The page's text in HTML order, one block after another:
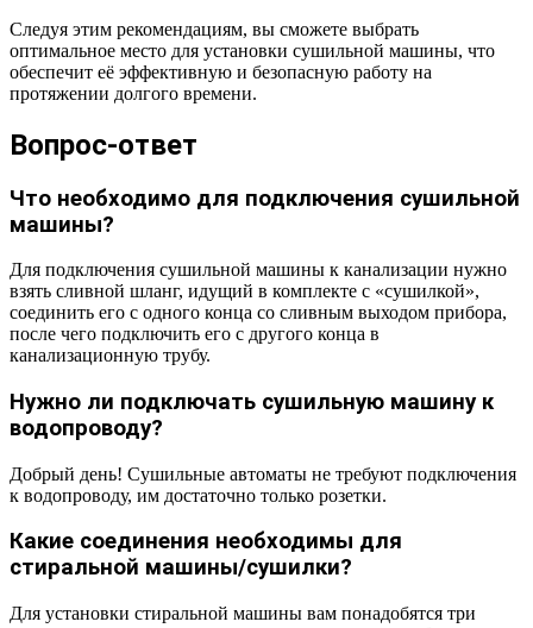
Следуя этим рекомендациям, вы сможете выбрать
оптимальное место для установки сушильной машины, что
обеспечит её эффективную и безопасную работу на
протяжении долгого времени.
Вопрос-ответ
Что необходимо для подключения сушильной
машины?
Для подключения сушильной машины к канализации нужно
взять сливной шланг, идущий в комплекте с «сушилкой»,
соединить его с одного конца со сливным выходом прибора,
после чего подключить его с другого конца в
канализационную трубу.
Нужно ли подключать сушильную машину к
водопроводу?
Добрый день! Сушильные автоматы не требуют подключения
к водопроводу, им достаточно только розетки.
Какие соединения необходимы для
стиральной машины/сушилки?
Для установки стиральной машины вам понадобятся три